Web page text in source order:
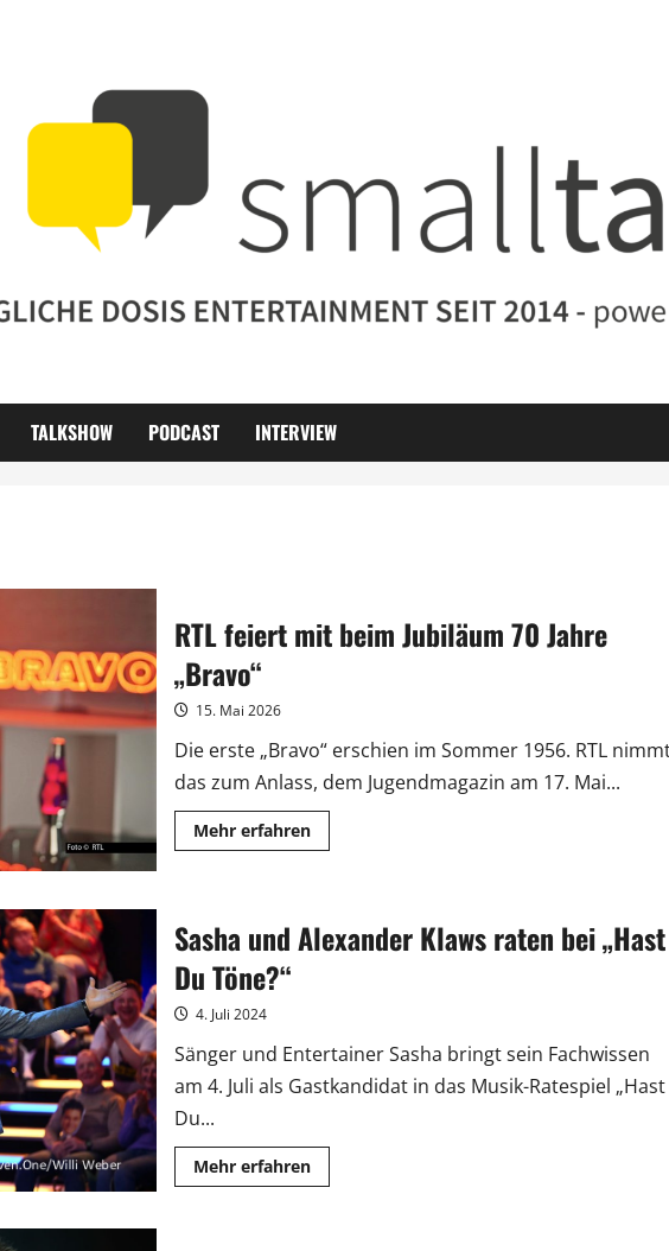
TALKSHOW PODCAST INTERVIEW
RTL feiert mit beim Jubiläum 70 Jahre
„Bravo“
15. Mai 2026
Die erste „Bravo“ erschien im Sommer 1956. RTL
das zum Anlass, dem Jugendmagazin am 17. Mai...
Mehr erfahrenMehr
Informationen
beim
Jubiläum
Sasha und Alexander Klaws raten bei „Hast
Du Töne?“
4. Juli 2024
Sänger und Entertainer Sasha bringt sein Fachwissen
am 4. Juli als Gastkandidat in das Musik-Ratespiel „Hast
Du...
Mehr erfahrenMehr
Informationen